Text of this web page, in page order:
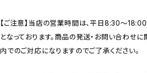
【ご注意】当店の営業時間は、平日8:30～
となっております。商品の発送・お問い合わせ
内でのご対応になりますのでご了承ください。